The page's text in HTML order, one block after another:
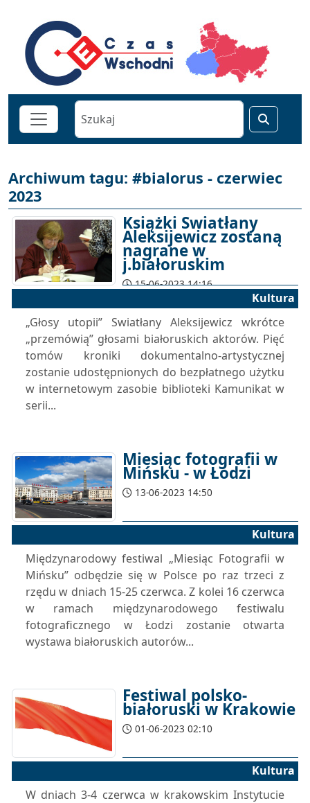
Archiwum tagu: #bialorus - czerwiec
2023
Książki Swiatłany
Aleksijewicz zostaną
nagrane w
j.białoruskim
15-06-2023 14:16
Kultura
„Głosy utopii” Swiatłany Aleksijewicz wkrótce
„przemówią” głosami białoruskich aktorów. Pięć
tomów kroniki dokumentalno-artystycznej
zostanie udostępnionych do bezpłatnego użytku
w internetowym zasobie biblioteki Kamunikat w
serii...
Miesiąc fotografii w
Mińsku - w Łodzi
13-06-2023 14:50
Kultura
Międzynarodowy festiwal „Miesiąc Fotografii w
Mińsku” odbędzie się w Polsce po raz trzeci z
rzędu w dniach 15-25 czerwca. Z kolei 16 czerwca
w ramach międzynarodowego festiwalu
fotograficznego w Łodzi zostanie otwarta
wystawa białoruskich autorów...
Festiwal polsko-
białoruski w Krakowie
01-06-2023 02:10
Kultura
W dniach 3-4 czerwca w krakowskim Instytucie